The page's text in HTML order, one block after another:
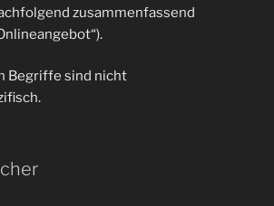
zusammenfassend
Begriffe sind nicht